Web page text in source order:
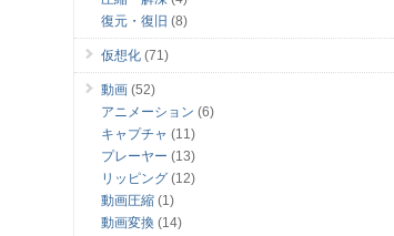
復元・復旧 (8)
仮想化 (71)
動画 (52)
アニメーション (6)
キャプチャ (11)
プレーヤー (13)
リッピング (12)
動画圧縮 (1)
動画変換 (14)